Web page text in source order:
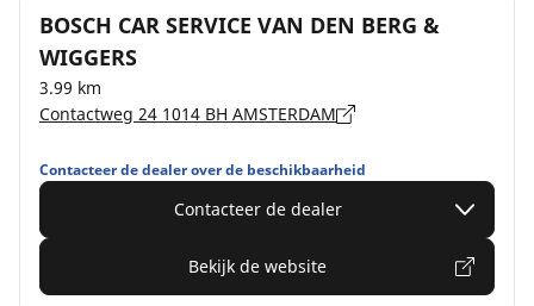
BOSCH CAR SERVICE VAN DEN BERG &
WIGGERS
3.99 km
Contactweg 24 1014 BH AMSTERDAM
Contacteer de dealer over de beschikbaarheid
Contacteer de dealer
Bekijk de website